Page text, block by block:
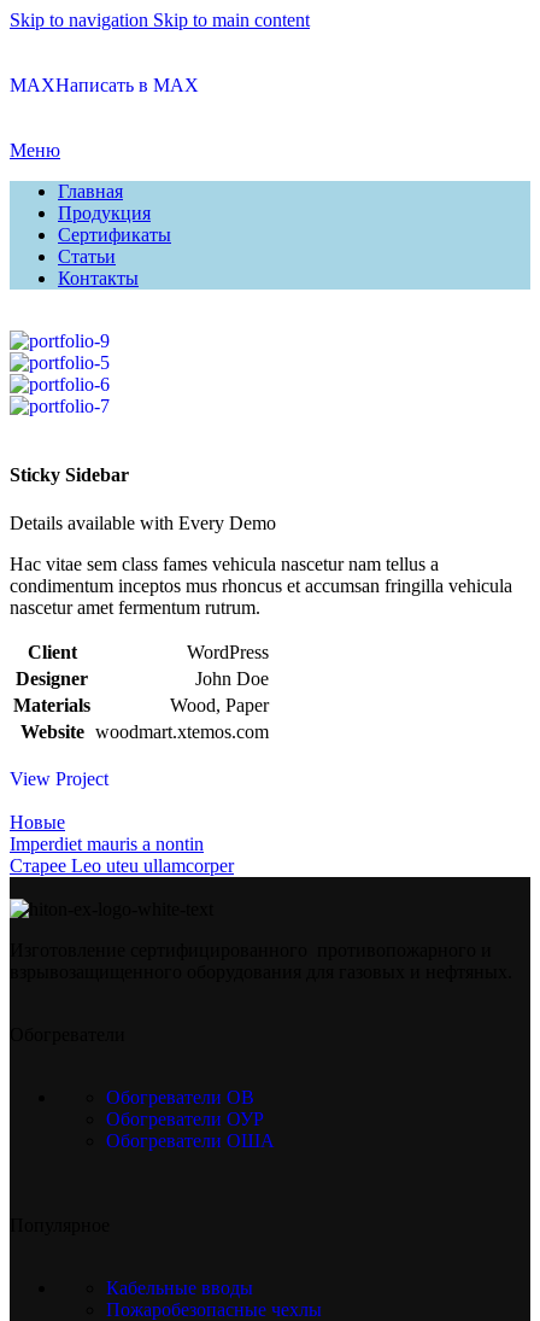
Skip to navigation Skip to main content
MAXНаписать в MAX
Меню
Главная
Продукция
Сертификаты
Статьи
Контакты
Sticky Sidebar
Details available with Every Demo
Hac vitae sem class fames vehicula nascetur nam tellus a
condimentum inceptos mus rhoncus et accumsan fringilla vehicula
nascetur amet fermentum rutrum.
Client
WordPress
Designer
John Doe
Materials
Wood, Paper
Website woodmart.xtemos.com
View Project
Новые
Imperdiet mauris a nontin
Старее Leo uteu ullamcorper
Обогреватели ОВ
Обогреватели ОУР
Обогреватели ОША
Кабельные вводы
Пожаробезопасные чехлы